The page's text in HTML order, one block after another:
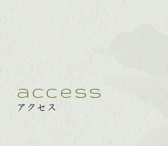
access
アクセス